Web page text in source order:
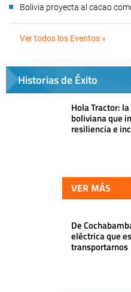
Bolivia proyecta al cacao
Ver todos los Eventos »
Historias de Éxito
Hola Tractor:
boliviana que
resiliencia e
VER MÁS
De
eléctrica que
transportarnos